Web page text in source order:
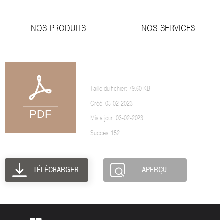
NOS PRODUITS NOS SERVICES
Taille du fichier: 79.60 KB
Créé: 03-02-2023
Mis à jour: 03-02-2023
Succès: 152
TÉLÉCHARGER APERÇU